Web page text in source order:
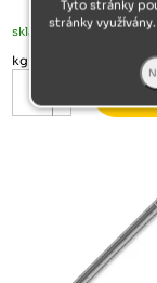
skladem
kg
Tyto stránky
stránky